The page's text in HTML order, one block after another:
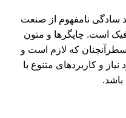
سادگی نامفهوم از صنعت
است. چاپگرها و متون
که لازم است و
و کاربردهای متنوع با